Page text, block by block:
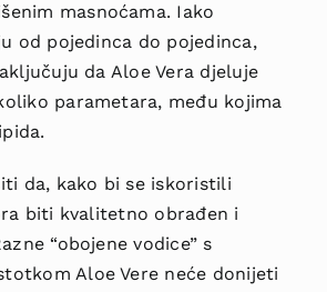
masnoćama. Iako
od pojedinca do pojedinca,
da Aloe Vera djeluje
parametara, među kojima
da, kako bi se iskoristili
biti kvalitetno obrađen i
“obojene vodice” s
Aloe Vere neće donijeti